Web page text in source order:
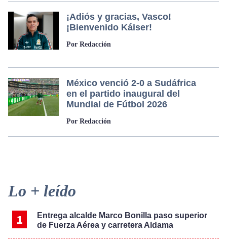
¡Adiós y gracias, Vasco!
¡Bienvenido Káiser!
Por Redacción
México venció 2-0 a Sudáfrica
en el partido inaugural del
Mundial de Fútbol 2026
Por Redacción
Primary
Sidebar
Lo + leído
Entrega alcalde Marco Bonilla paso superior
de Fuerza Aérea y carretera Aldama